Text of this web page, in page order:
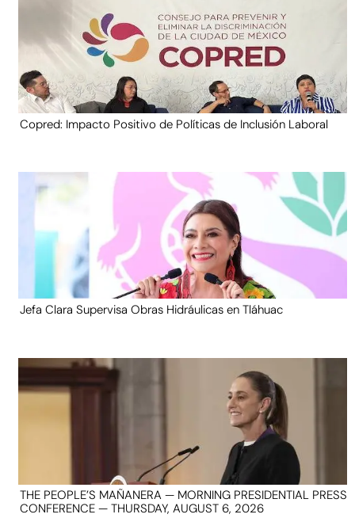
Copred: Impacto Positivo de Políticas de Inclusión Laboral
Jefa Clara Supervisa Obras Hidráulicas en Tláhuac
THE PEOPLE’S MAÑANERA — MORNING PRESIDENTIAL PRESS
CONFERENCE — THURSDAY, AUGUST 6, 2026